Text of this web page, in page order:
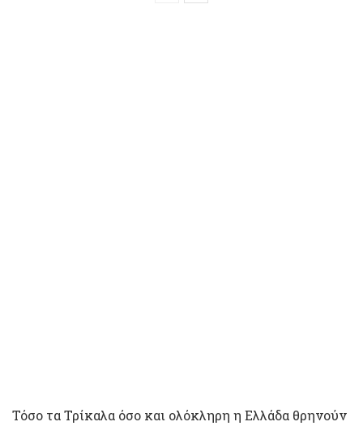
Τόσο τα Τρίκαλα όσο και ολόκληρη η Ελλάδα θρηνούν